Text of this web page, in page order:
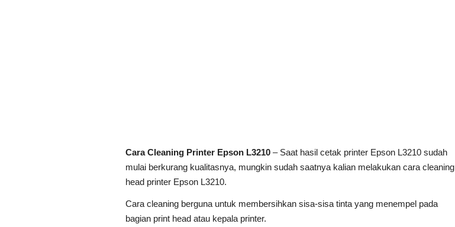
Cara Cleaning Printer Epson L3210 – Saat hasil cetak printer Epson L3210 sudah
mulai berkurang kualitasnya, mungkin sudah saatnya kalian melakukan cara cleaning
head printer Epson L3210.
Cara cleaning berguna untuk membersihkan sisa-sisa tinta yang menempel pada
bagian print head atau kepala printer.